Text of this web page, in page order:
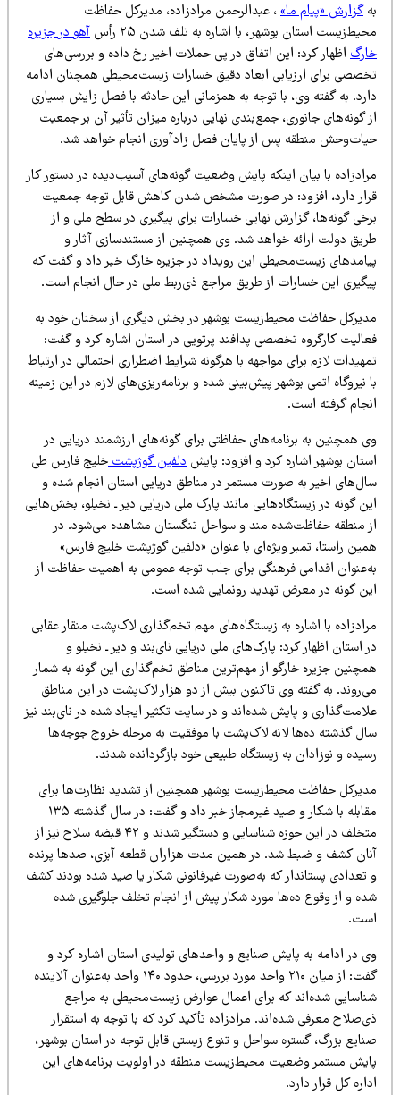
گزارش «پیام ما»، عبدالرحمن مرادزاده، مدیرکل حفاظت
استان بوشهر، با اشاره به تلف شدن ۲۵ رأس
آهو در جزیره
اظهار کرد: این اتفاق در پی حملات اخیر رخ داده و بررسی‌های
برای ارزیابی ابعاد دقیق خسارات زیست‌محیطی همچنان ادامه
به گفته وی، با توجه به همزمانی این حادثه با فصل زایش بسیاری
گونه‌های جانوری، جمع‌بندی نهایی درباره میزان تأثیر آن بر جمعیت
منطقه پس از پایان فصل زادآوری انجام خواهد شد.
با بیان اینکه پایش وضعیت گونه‌های آسیب‌دیده در دستور کار
دارد، افزود: در صورت مشخص شدن کاهش قابل توجه جمعیت
گونه‌ها، گزارش نهایی خسارات برای پیگیری در سطح ملی و از
دولت ارائه خواهد شد. وی همچنین از مستندسازی آثار و
زیست‌محیطی این رویداد در جزیره خارگ خبر داد و گفت که
این خسارات از طریق مراجع ذی‌ربط ملی در حال انجام است.
حفاظت محیط‌زیست بوشهر در بخش دیگری از سخنان خود به
کارگروه تخصصی پدافند پرتویی در استان اشاره کرد و گفت:
لازم برای مواجهه با هرگونه شرایط اضطراری احتمالی در ارتباط
نیروگاه اتمی بوشهر پیش‌بینی شده و برنامه‌ریزی‌های لازم در این زمینه
گرفته است.
همچنین به برنامه‌های حفاظتی برای گونه‌های ارزشمند دریایی در
بوشهر اشاره کرد و افزود: پایشدلفین گوژپشتخلیج فارس طی
اخیر به صورت مستمر در مناطق دریایی استان انجام شده و
گونه در زیستگاه‌هایی مانند پارک ملی دریایی دیر ـ نخیلو، بخش‌هایی
منطقه حفاظت‌شده مند و سواحل تنگستان مشاهده می‌شود. در
راستا، تمبر ویژه‌ای با عنوان «دلفین گوژپشت خلیج فارس»
اقدامی فرهنگی برای جلب توجه عمومی به اهمیت حفاظت از
گونه در معرض تهدید رونمایی شده است.
با اشاره به زیستگاه‌های مهم تخم‌گذاری لاک‌پشت منقار عقابی
استان اظهار کرد: پارک‌های ملی دریایی نای‌بند و دیر ـ نخیلو و
جزیره خارگو از مهم‌ترین مناطق تخم‌گذاری این گونه به شمار
به گفته وی تاکنون بیش از دو هزار لاک‌پشت در این مناطق
و پایش شده‌اند و در سایت تکثیر ایجاد شده در نای‌بند نیز
گذشته ده‌ها لانه لاک‌پشت با موفقیت به مرحله خروج جوجه‌ها
و نوزادان به زیستگاه طبیعی خود بازگردانده شدند.
حفاظت محیط‌زیست بوشهر همچنین از تشدید نظارت‌ها برای
مقابله با شکار و صید غیرمجاز خبر داد و گفت: در سال گذشته ۱۳۵
متخلف در این حوزه شناسایی و دستگیر شدند و ۴۲ قبضه سلاح نیز از
کشف و ضبط شد. در همین مدت هزاران قطعه آبزی، صدها پرنده
تعدادی پستاندار که به‌صورت غیرقانونی شکار یا صید شده بودند کشف
و از وقوع ده‌ها مورد شکار پیش از انجام تخلف جلوگیری شده
در ادامه به پایش صنایع و واحدهای تولیدی استان اشاره کرد و
گفت: از میان ۲۱۰ واحد مورد بررسی، حدود ۱۴۰ واحد به‌عنوان آلاینده
شده‌اند که برای اعمال عوارض زیست‌محیطی به مراجع
معرفی شده‌اند. مرادزاده تأکید کرد که با توجه به استقرار
بزرگ، گستره سواحل و تنوع زیستی قابل توجه در استان بوشهر،
مستمر وضعیت محیط‌زیست منطقه در اولویت برنامه‌های این
کل قرار دارد.